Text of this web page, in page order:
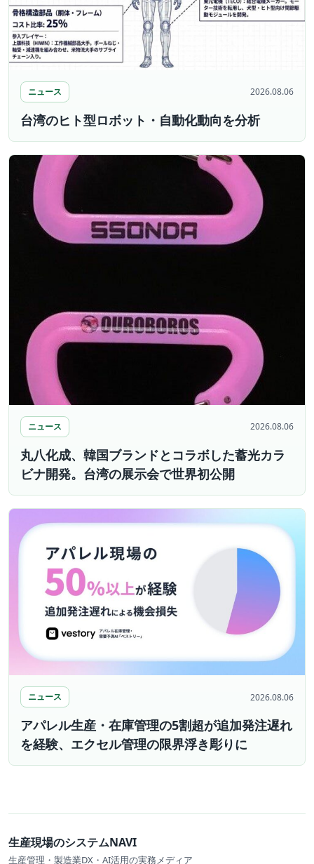
ニュース 2026.08.06
台湾のヒト型ロボット・自動化動向を分析
ニュース 2026.08.06
丸八化成、韓国ブランドとコラボした蓄光カラ
ビナ開発。台湾の展示会で世界初公開
ニュース 2026.08.06
アパレル生産・在庫管理の5割超が追加発注遅れ
を経験、エクセル管理の限界浮き彫りに
生産現場のシステムNAVI
生産管理・製造業DX・AI活用の実務メディア